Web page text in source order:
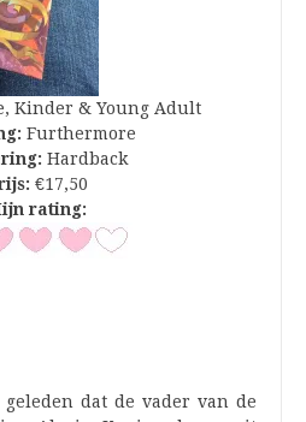
Kinder & Young Adult
Furthermore
Hardback
€17,50
rating:
dat de vader van de